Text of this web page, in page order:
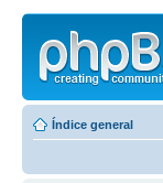
Índice general